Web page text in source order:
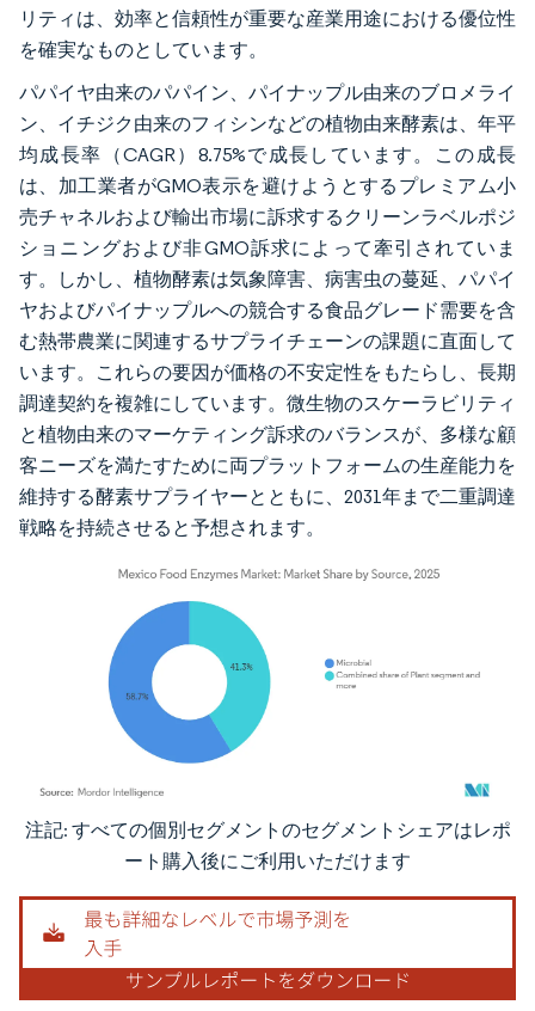
リティは、効率と信頼性が重要な産業用途における優位性
を確実なものとしています。
パパイヤ由来のパパイン、パイナップル由来のブロメライ
ン、イチジク由来のフィシンなどの植物由来酵素は、年平
均成長率（CAGR）8.75%で成長しています。この成長
は、加工業者がGMO表示を避けようとするプレミアム小
売チャネルおよび輸出市場に訴求するクリーンラベルポジ
ショニングおよび非GMO訴求によって牽引されていま
す。しかし、植物酵素は気象障害、病害虫の蔓延、パパイ
ヤおよびパイナップルへの競合する食品グレード需要を含
む熱帯農業に関連するサプライチェーンの課題に直面して
います。これらの要因が価格の不安定性をもたらし、長期
調達契約を複雑にしています。微生物のスケーラビリティ
と植物由来のマーケティング訴求のバランスが、多様な顧
客ニーズを満たすために両プラットフォームの生産能力を
維持する酵素サプライヤーとともに、2031年まで二重調達
戦略を持続させると予想されます。
画像 © Mordor Intelligence。再利用にはCC BY 4.0の表示が必要です。
注記: すべての個別セグメントのセグメントシェアはレポ
ート購入後にご利用いただけます